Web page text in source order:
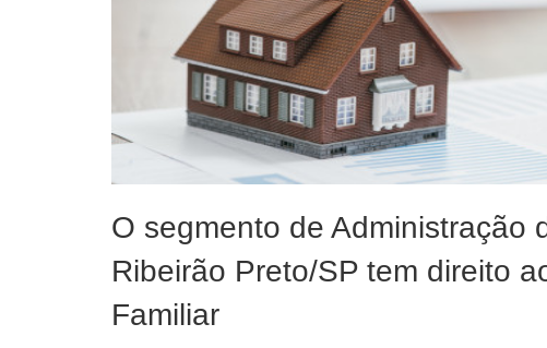
O segmento de Administração
Ribeirão Preto/SP tem direito
Familiar